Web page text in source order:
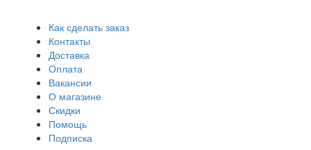
Как сделать заказ
Контакты
Доставка
Оплата
Вакансии
О магазине
Скидки
Помощь
Подписка